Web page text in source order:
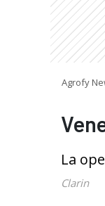
Agrofy
La
Clarin